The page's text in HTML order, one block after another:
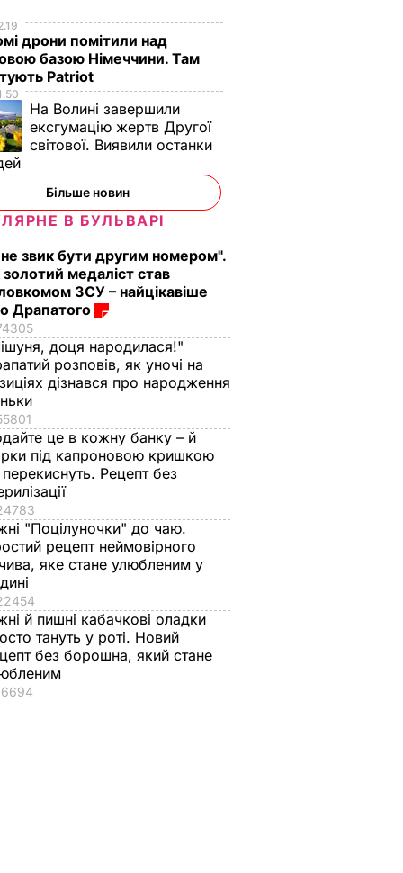
дрони помітили над
базою Німеччини. Там
Patriot
На Волині завершили
ексгумацію жертв Другої
світової. Виявили останки
Більше новин
В БУЛЬВАРІ
звик бути другим номером".
золотий медаліст став
ЗСУ – найцікавіше
Драпатого
доця народилася!"
розповів, як уночі на
дізнався про народження
це в кожну банку – й
під капроновою кришкою
Рецепт без
"Поцілуночки" до чаю.
рецепт неймовірного
яке стане улюбленим у
й пишні кабачкові оладки
тануть у роті. Новий
без борошна, який стане